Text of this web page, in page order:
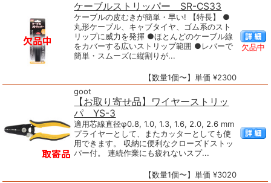
ケーブルストリッパー SR-CS33
ケーブルの皮むきが簡単・早い! 【特長】 ●
丸形ケーブル、キャブタイヤ、ゴム系のスト
リップに威力を発揮 ●ほとんどのケーブル線
をカバーする広いストリップ範囲 ●レバーで
簡単・スムーズに縦割りが...
【数量1個〜】単価 ¥2300
欠品中
goot
【お取り寄せ品】ワイヤーストリッ
パ YS-3
適用芯線直径φ0.8, 1.0, 1.3, 1.6, 2.0, 2.6 mm
プライヤーとして、またカッターとしても使
用できます。 収納に便利なクローズドストッ
パー付。 連続作業にも疲れないスプ...
【数量1個〜】単価 ¥3020